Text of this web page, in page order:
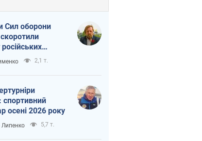
Сил оборони
2,1 т.
спортивний
осені 2026 року
Липенко 5,7 т.